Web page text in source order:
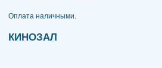
​​​​​​​Оплата наличными.
КИНОЗАЛ